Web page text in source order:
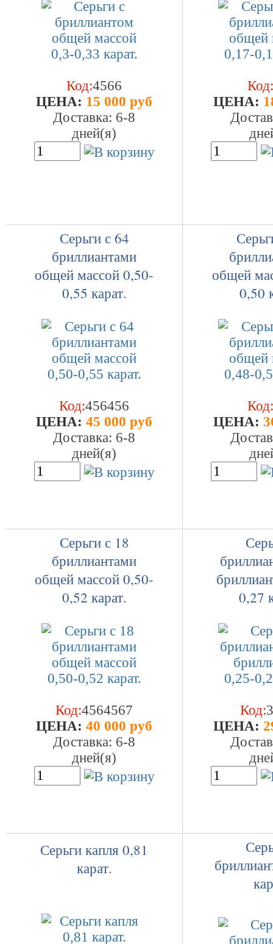
Код:4566
ЦEHA: 15 000 руб
Доставка: 6-8
дней(я)
Код:
ЦEHA:
Серьги с 64
бриллиантами
общей массой 0,50-
0,55 карат.
Код:456456
ЦEHA: 45 000 руб
Доставка: 6-8
дней(я)
общей
0,50
Код:
ЦEHA:
Серьги с 18
бриллиантами
общей массой 0,50-
0,52 карат.
Код:4564567
ЦEHA: 40 000 руб
Доставка: 6-8
дней(я)
0,27
Код:
ЦEHA:
Серьги капля 0,81
карат.